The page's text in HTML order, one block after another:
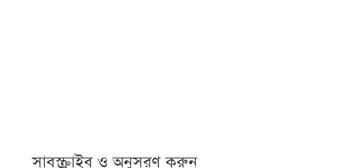
সাবস্ক্রাইব ও অনুসরণ করুন